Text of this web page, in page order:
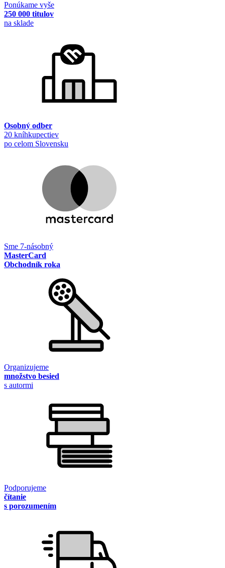
Ponúkame vyše
250 000 titulov
na sklade
Osobný odber
20 kníhkupectiev
po celom Slovensku
Sme 7-násobný
MasterCard
Obchodník roka
Organizujeme
množstvo besied
s autormi
Podporujeme
čítanie
s porozumením